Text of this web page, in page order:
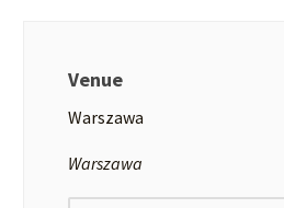
Venue
Warszawa
Warszawa